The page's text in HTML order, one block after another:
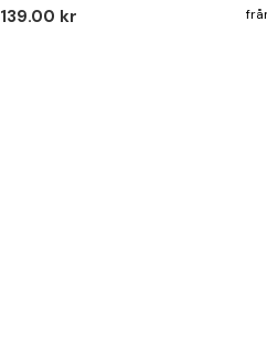
139.00 kr